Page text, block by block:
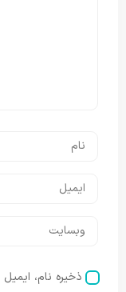
ذخیره نام،